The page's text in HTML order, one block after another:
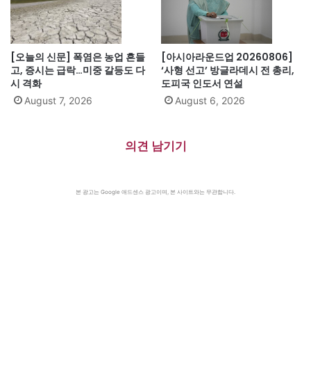
[오늘의 신문] 폭염은 농업 흔들
고, 증시는 급락…미중 갈등도 다
시 격화
August 7, 2026
[아시아라운드업 20260806]
‘사형 선고’ 방글라데시 전 총리,
도피국 인도서 연설
August 6, 2026
의견 남기기
본 광고는 Google 애드센스 광고이며, 본 사이트와는 무관합니다.